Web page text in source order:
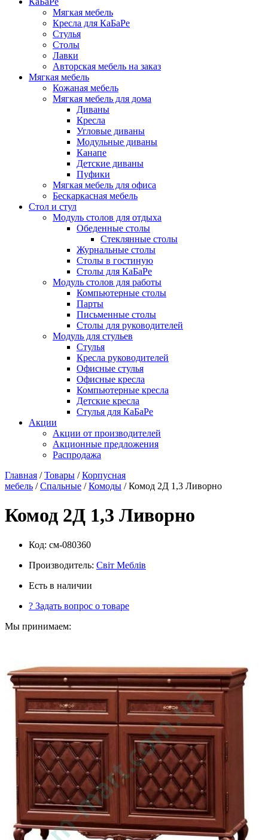
Мягкая мебель
Кресла для КаБаРе
Стулья
Столы
Лавки
Авторская мебель на заказ
Мягкая мебель
Кожаная мебель
Мягкая мебель для дома
Диваны
Кресла
Угловые диваны
Модульные диваны
Канапе
Детские диваны
Пуфики
Мягкая мебель для офиса
Бескаркасная мебель
Стол и стул
Модуль столов для отдыха
Обеденные столы
Стеклянные столы
Журнальные столы
Столы в гостиную
Столы для КаБаРе
Модуль столов для работы
Компьютерные столы
Парты
Письменные столы
Столы для руководителей
Модуль для стульев
Стулья
Кресла руководителей
Офисные стулья
Офисные кресла
Компьютерные кресла
Детские кресла
Стулья для КаБаРе
Акции
Акции от производителей
Акционные предложения
Распродажа
Главная /Товары /Корпусная
мебель /Спальные /Комоды / Комод 2Д 1,3 Ливорно
Комод 2Д 1,3 Ливорно
Код: см-080360
Производитель: Свiт Меблiв
Есть в наличии
? Задать вопрос о товаре
Мы принимаем: